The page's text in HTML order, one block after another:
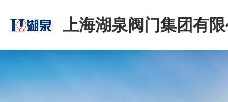
上海湖泉阀门集团有